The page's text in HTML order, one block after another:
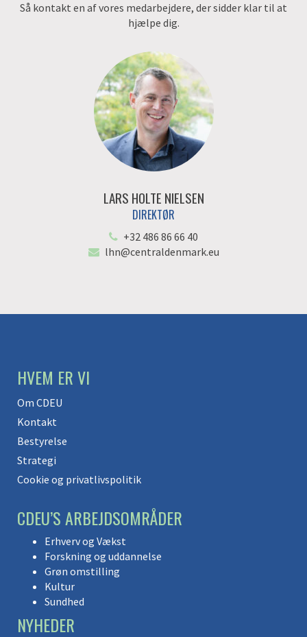
Så kontakt en af vores medarbejdere, der sidder klar til at
hjælpe dig.
LARS HOLTE NIELSEN
DIREKTØR
+32 486 86 66 40
lhn@centraldenmark.eu
HVEM ER VI
Om CDEU
Kontakt
Bestyrelse
Strategi
Cookie og privatlivspolitik
CDEU’S ARBEJDSOMRÅDER
Erhverv og Vækst
Forskning og uddannelse
Grøn omstilling
Kultur
Sundhed
NYHEDER